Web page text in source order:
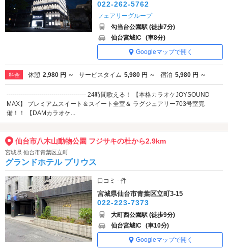
022-262-5762
フェアリーグループ
勾当台公園駅 (徒歩7分)
仙台宮城IC (車8分)
Googleマップで開く
料金 休憩 2,980 円 ～ サービスタイム 5,980 円 ～ 宿泊 5,980 円 ～
--------------------------------------- 24時間歌える！ 【本格カラオケJOYSOUND
MAX】 プレミアムスイート＆スイート全室＆ ラグジュアリー703号室完
備！！ 【DAMカラオケ...
仙台市八木山動物公園 フジサキの杜から2.9km
宮城県 仙台市青葉区立町
グランドホテル プリウス
口コミ - 件
宮城県仙台市青葉区立町3-15
022-223-7373
大町西公園駅 (徒歩9分)
仙台宮城IC (車10分)
Googleマップで開く